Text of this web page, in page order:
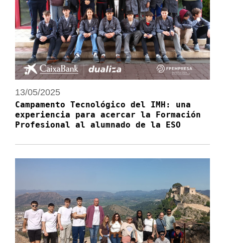
13/05/2025
Campamento Tecnológico del IMH: una
experiencia para acercar la Formación
Profesional al alumnado de la ESO